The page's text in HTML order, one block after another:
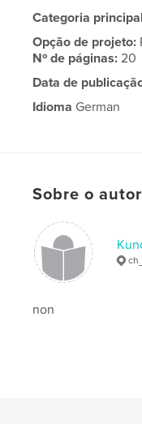
Categoria
Opção de projeto:
Nº de páginas:20
Data de
Idioma German
Sobre o autor
non